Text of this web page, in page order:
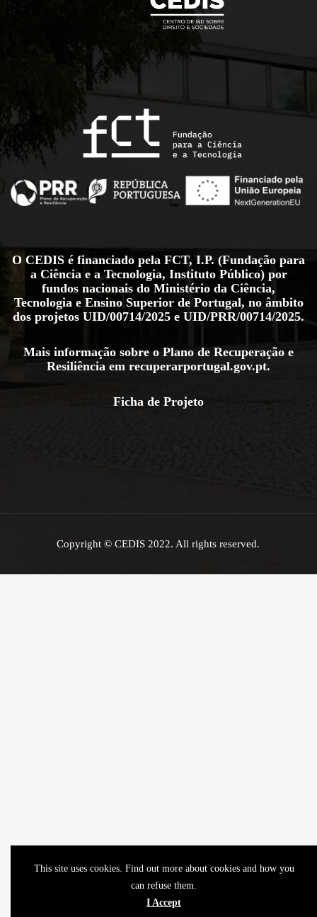
O CEDIS é financiado pela FCT, I.P. (Fundação para
a Ciência e a Tecnologia, Instituto Público) por
fundos nacionais do Ministério da Ciência,
Tecnologia e Ensino Superior de Portugal, no âmbito
dos projetos UID/00714/2025 e UID/PRR/00714/2025.
Mais informação sobre o Plano de Recuperação e
Resiliência em recuperarportugal.gov.pt.
Ficha de Projeto
Copyright © CEDIS 2022. All rights reserved.
This site uses cookies. Find out more about cookies and how you
can refuse them.
I Accept